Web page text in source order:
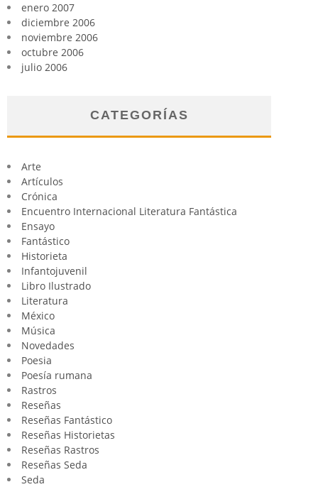
enero 2007
diciembre 2006
noviembre 2006
octubre 2006
julio 2006
CATEGORÍAS
Arte
Artículos
Crónica
Encuentro Internacional Literatura Fantástica
Ensayo
Fantástico
Historieta
Infantojuvenil
Libro Ilustrado
Literatura
México
Música
Novedades
Poesia
Poesía rumana
Rastros
Reseñas
Reseñas Fantástico
Reseñas Historietas
Reseñas Rastros
Reseñas Seda
Seda